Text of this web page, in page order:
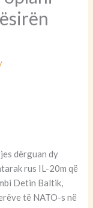
dërguan dy
rus IL-20m që
Detin Baltik,
të NATO-s në